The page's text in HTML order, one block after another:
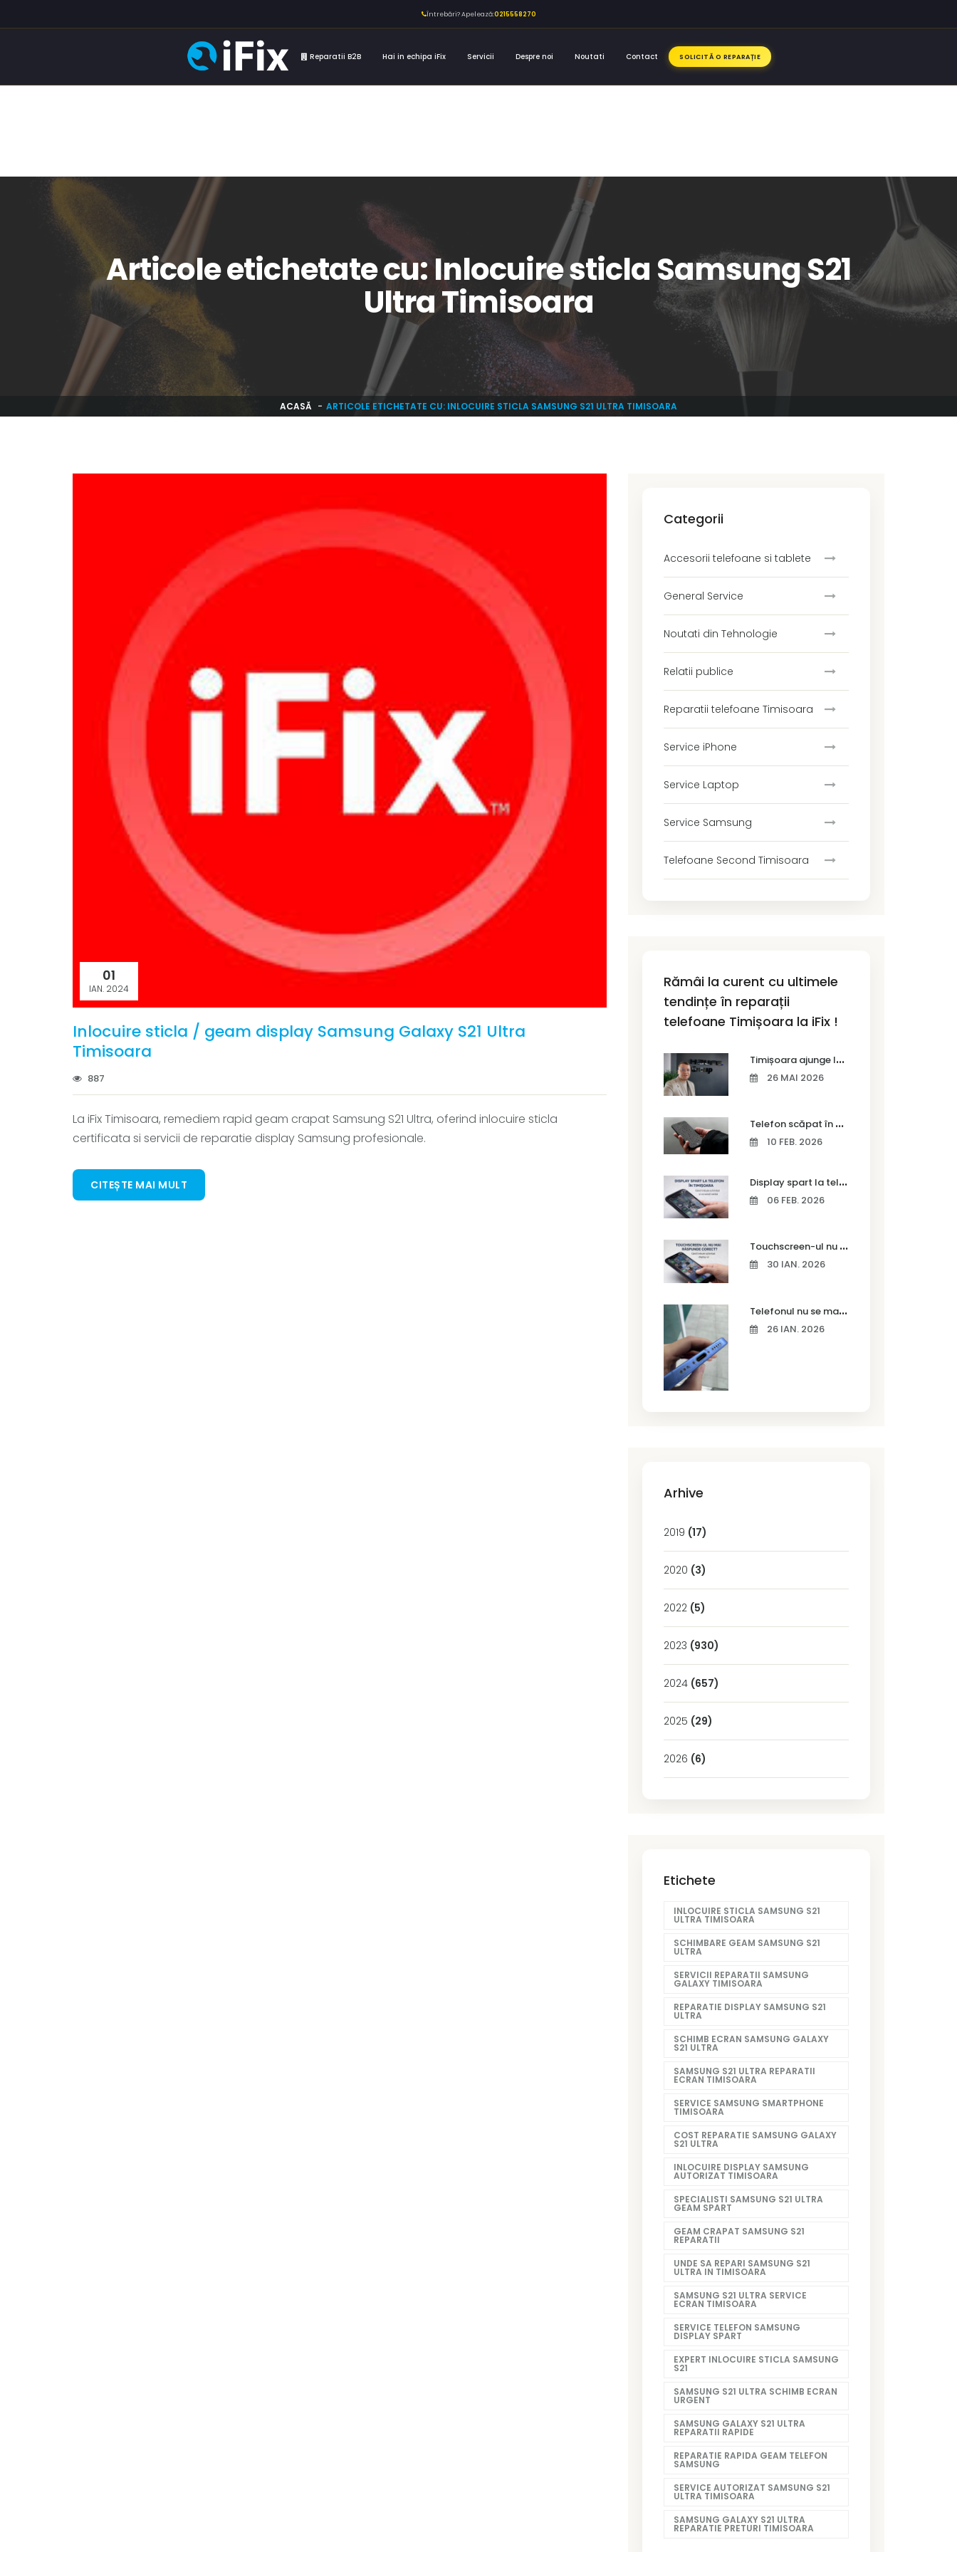
Întrebări? Apelează:0215558270
Reparatii B2B Hai in echipa iFix Servicii Despre noi Noutati Contact SOLICITĂ O REPARAȚIE
Articole etichetate cu: Inlocuire sticla Samsung S21
Ultra Timisoara
ACASĂ ARTICOLE ETICHETATE CU: INLOCUIRE STICLA SAMSUNG S21 ULTRA TIMISOARA
01
IAN. 2024
Inlocuire sticla / geam display Samsung Galaxy S21 Ultra
Timisoara
887
La iFix Timisoara, remediem rapid geam crapat Samsung S21 Ultra, oferind inlocuire sticla
certificata si servicii de reparatie display Samsung profesionale.
CITEȘTE MAI MULT
Categorii
Accesorii telefoane si tablete
General Service
Noutati din Tehnologie
Relatii publice
Reparatii telefoane Timisoara
Service iPhone
Service Laptop
Service Samsung
Telefoane Second Timisoara
Rămâi la curent cu ultimele
tendințe în reparații
telefoane Timișoara la iFix !
T
imișoara ajunge la Vodafone Business Bootcamp prin Marius Cermian de la Armour România
26 MAI 2026
T
elefon scăpat în apă – ce trebuie să faci imediat și ce greșeli să eviți
10 FEB. 2026
D
isplay spart la telefon în Timișoara
06 FEB. 2026
T
ouchscreen-ul nu mai răspunde corect? Când trebuie schimbat display-ul
30 IAN. 2026
T
elefonul nu se mai încarcă corect? Cauze frecvente și soluții la service în Timișoara
26 IAN. 2026
Arhive
2019 (17)
2020 (3)
2022 (5)
2023 (930)
2024 (657)
2025 (29)
2026 (6)
Etichete
INLOCUIRE STICLA SAMSUNG S21
ULTRA TIMISOARA
SCHIMBARE GEAM SAMSUNG S21
ULTRA
SERVICII REPARATII SAMSUNG
GALAXY TIMISOARA
REPARATIE DISPLAY SAMSUNG S21
ULTRA
SCHIMB ECRAN SAMSUNG GALAXY
S21 ULTRA
SAMSUNG S21 ULTRA REPARATII
ECRAN TIMISOARA
SERVICE SAMSUNG SMARTPHONE
TIMISOARA
COST REPARATIE SAMSUNG GALAXY
S21 ULTRA
INLOCUIRE DISPLAY SAMSUNG
AUTORIZAT TIMISOARA
SPECIALISTI SAMSUNG S21 ULTRA
GEAM SPART
GEAM CRAPAT SAMSUNG S21
REPARATII
UNDE SA REPARI SAMSUNG S21
ULTRA IN TIMISOARA
SAMSUNG S21 ULTRA SERVICE
ECRAN TIMISOARA
SERVICE TELEFON SAMSUNG
DISPLAY SPART
EXPERT INLOCUIRE STICLA SAMSUNG
S21
SAMSUNG S21 ULTRA SCHIMB ECRAN
URGENT
SAMSUNG GALAXY S21 ULTRA
REPARATII RAPIDE
REPARATIE RAPIDA GEAM TELEFON
SAMSUNG
SERVICE AUTORIZAT SAMSUNG S21
ULTRA TIMISOARA
SAMSUNG GALAXY S21 ULTRA
REPARATIE PRETURI TIMISOARA